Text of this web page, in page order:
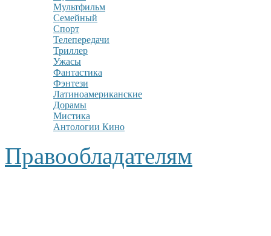
Мультфильм
Семейный
Спорт
Телепередачи
Триллер
Ужасы
Фантастика
Фэнтези
Латиноамериканские
Дорамы
Мистика
Антологии Кино
Правообладателям